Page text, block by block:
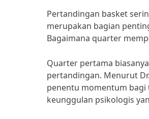
Pertandingan basket
merupakan bagian
Bagaimana quarter
Quarter pertama
pertandingan. Menurut
penentu momentum bagi
keunggulan psikologis